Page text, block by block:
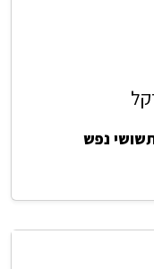
נפש